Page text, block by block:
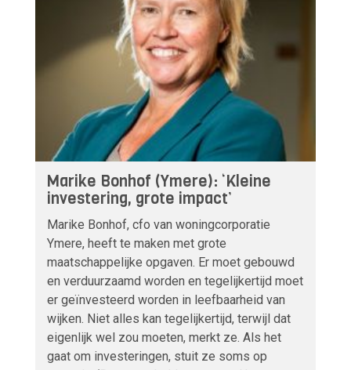
Marike Bonhof (Ymere): ‘Kleine
investering, grote impact’
Marike Bonhof, cfo van woningcorporatie
Ymere, heeft te maken met grote
maatschappelijke opgaven. Er moet gebouwd
en verduurzaamd worden en tegelijkertijd moet
er geïnvesteerd worden in leefbaarheid van
wijken. Niet alles kan tegelijkertijd, terwijl dat
eigenlijk wel zou moeten, merkt ze. Als het
gaat om investeringen, stuit ze soms op